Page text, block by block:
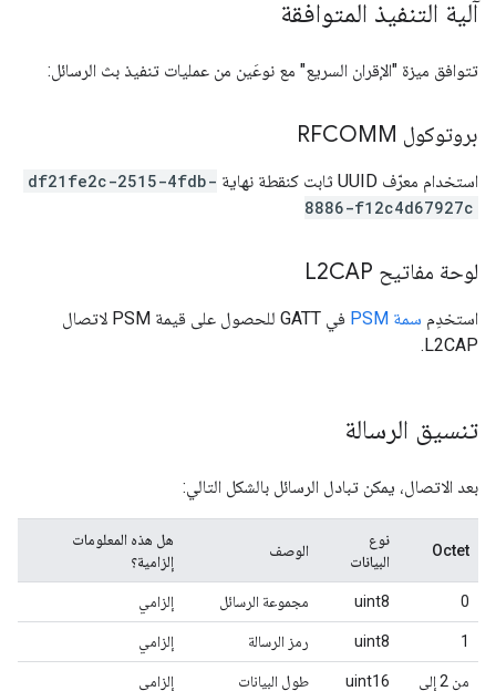
آلية التنفيذ المتوافقة
تتوافق ميزة "الإقران السريع" مع نوعَين من عمليات تنفيذ بث الرسائل:
بروتوكول RFCOMM
استخدام معرّف UUID ثابت كنقطة نهاية
df21fe2c-2515-4fdb-
8886-f12c4d67927c
لوحة مفاتيح L2CAP
استخدِم سمة PSM
في GATT للحصول على قيمة PSM لاتصال
L2CAP.
تنسيق الرسالة
بعد الاتصال، يمكن تبادل الرسائل بالشكل التالي:
Octet
نوع
البيانات
الوصف
هل هذه المعلومات
إلزامية؟
0
uint8 مجموعة الرسائل إلزامي
1
uint8 رمز الرسالة إلزامي
من 2 إلى
uint16
طول البيانات
إلزامي